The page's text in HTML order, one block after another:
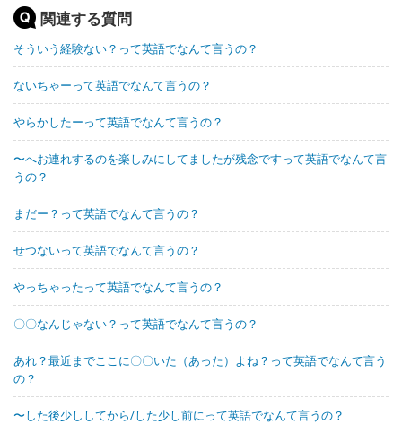
関連する質問
そういう経験ない？って英語でなんて言うの？
ないちゃーって英語でなんて言うの？
やらかしたーって英語でなんて言うの？
〜へお連れするのを楽しみにしてましたが残念ですって英語でなんて言
うの？
まだー？って英語でなんて言うの？
せつないって英語でなんて言うの？
やっちゃったって英語でなんて言うの？
〇〇なんじゃない？って英語でなんて言うの？
あれ？最近までここに〇〇いた（あった）よね？って英語でなんて言う
の？
〜した後少ししてから/した少し前にって英語でなんて言うの？